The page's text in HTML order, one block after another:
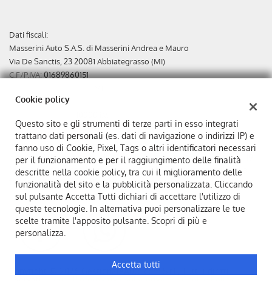
Dati fiscali:
Masserini Auto S.A.S. di Masserini Andrea e Mauro
Via De Sanctis, 23 20081 Abbiategrasso (MI)
C.F/P.IVA:01689860151
REA:MI-871410
In ottemperanza agli obblighi di trasparenza e pubblicazione
previsti dalle regole sugli Aiuti di stato in materia di Covid - 19
Masserini auto sas ha ricevuto € 18.342,00 come contributo a
fondo perduto e € 1.792,00 come acconto irap.
Copyright © 2026 GestionaleAuto.com S.r.l., Tutti i diritti
Cookie policy
Questo sito e gli strumenti di terze parti in esso integrati
trattano dati personali (es. dati di navigazione o indirizzi IP) e
fanno uso di Cookie, Pixel, Tags o altri identificatori necessari
per il funzionamento e per il raggiungimento delle finalità
descritte nella cookie policy, tra cui il miglioramento delle
funzionalità del sito e la pubblicità personalizzata. Cliccando
sul pulsante Accetta Tutti dichiari di accettare l'utilizzo di
queste tecnologie. In alternativa puoi personalizzare le tue
scelte tramite l'apposito pulsante. Scopri di più e
personalizza.
Accetta tutti